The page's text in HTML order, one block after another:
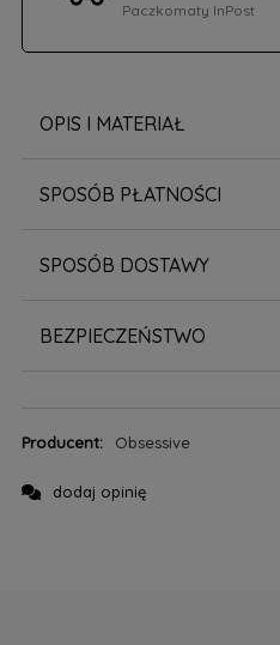
Paczkomaty InPost
OPIS I MATERIAŁ
SPOSÓB PŁATNOŚCI
SPOSÓB DOSTAWY
BEZPIECZEŃSTWO
Producent: Obsessive
dodaj opinię